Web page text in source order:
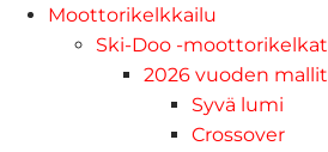
Moottorikelkkailu
Ski-Doo -moottorikelkat
2026 vuoden mallit
Syvä lumi
Crossover